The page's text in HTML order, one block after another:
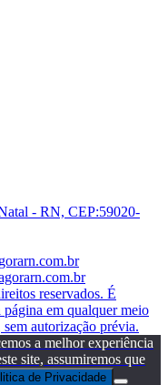
- RN, CEP:59020-
reservados. É
em qualquer meio
autorização prévia.
a melhor experiência
site, assumiremos que
de Privacidade